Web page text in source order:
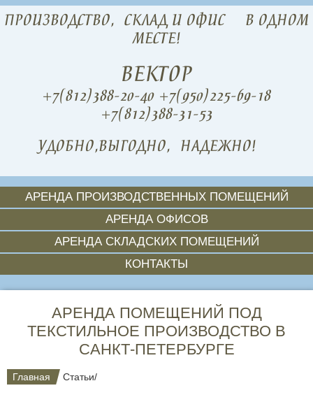
ПРОИЗВОДСТВО, СКЛАД И ОФИС В ОДНОМ
МЕСТЕ!
ВЕКТОР
+7(812)388-20-40 +7(950)225-69-18
+7(812)388-31-53
УДОБНО,ВЫГОДНО, НАДЕЖНО!
АРЕНДА ПРОИЗВОДСТВЕННЫХ ПОМЕЩЕНИЙ
АРЕНДА ОФИСОВ
АРЕНДА СКЛАДСКИХ ПОМЕЩЕНИЙ
КОНТАКТЫ
АРЕНДА ПОМЕЩЕНИЙ ПОД
ТЕКСТИЛЬНОЕ ПРОИЗВОДСТВО В
САНКТ-ПЕТЕРБУРГЕ
Главная Статьи/